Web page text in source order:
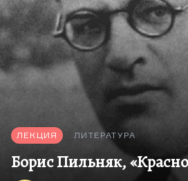
сопровождавшие. Но прежде
как правильно он сказал:«как
осыпает мозги алкоголь».
Действительно, поздние
как раз и наиболее любимые
несравненно хуже прежних,
ЛЕКЦИЯ ЛИТЕРАТУРА
Борис Пильняк,